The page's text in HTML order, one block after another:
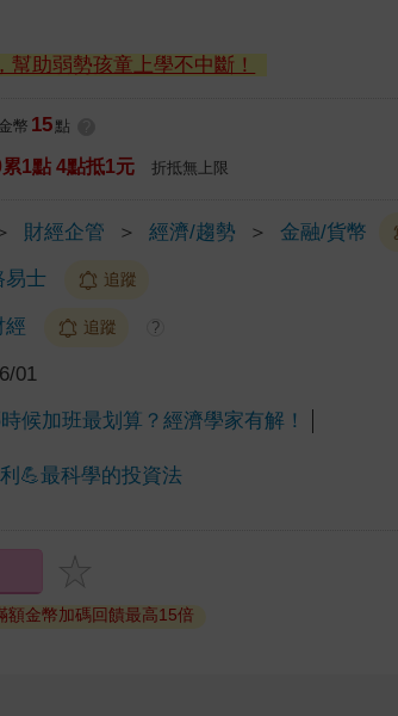
幫助弱勢孩童上學不中斷！
幣 15 點
1點 4點抵1元 折抵無上限
財經企管 ＞ 經濟/趨勢 ＞ 金融/貨幣
易士 追蹤
經 追蹤 ?
01
候加班最划算？經濟學家有解！
💪最科學的投資法
金幣加碼回饋最高15倍